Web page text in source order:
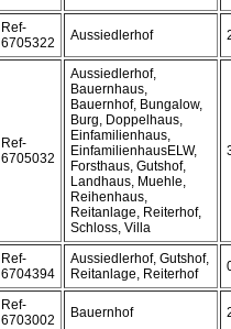
Ref-
6705322
Aussiedlerhof
Ref-
6705032
Aussiedlerhof,
Bauernhaus,
Bauernhof, Bungalow,
Burg, Doppelhaus,
Einfamilienhaus,
EinfamilienhausELW,
Forsthaus, Gutshof,
Landhaus, Muehle,
Reihenhaus,
Reitanlage, Reiterhof,
Schloss, Villa
Ref-
6704394
Aussiedlerhof, Gutshof,
Reitanlage, Reiterhof
Ref-
6703002
Bauernhof